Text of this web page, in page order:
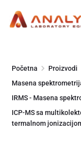
content
Početna Proizvodi
Masena
IRMS - Masena
ICP-MS sa
termalnom